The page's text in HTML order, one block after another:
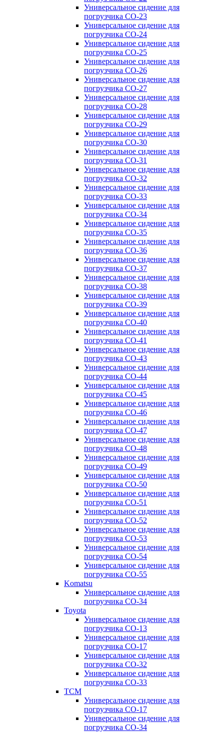
Универсальное сидение для
погрузчика CO-23
Универсальное сидение для
погрузчика CO-24
Универсальное сидение для
погрузчика CO-25
Универсальное сидение для
погрузчика CO-26
Универсальное сидение для
погрузчика CO-27
Универсальное сидение для
погрузчика CO-28
Универсальное сидение для
погрузчика CO-29
Универсальное сидение для
погрузчика CO-30
Универсальное сидение для
погрузчика CO-31
Универсальное сидение для
погрузчика CO-32
Универсальное сидение для
погрузчика CO-33
Универсальное сидение для
погрузчика CO-34
Универсальное сидение для
погрузчика CO-35
Универсальное сидение для
погрузчика CO-36
Универсальное сидение для
погрузчика CO-37
Универсальное сидение для
погрузчика CO-38
Универсальное сидение для
погрузчика CO-39
Универсальное сидение для
погрузчика CO-40
Универсальное сидение для
погрузчика CO-41
Универсальное сидение для
погрузчика CO-43
Универсальное сидение для
погрузчика CO-44
Универсальное сидение для
погрузчика CO-45
Универсальное сидение для
погрузчика CO-46
Универсальное сидение для
погрузчика CO-47
Универсальное сидение для
погрузчика CO-48
Универсальное сидение для
погрузчика CO-49
Универсальное сидение для
погрузчика CO-50
Универсальное сидение для
погрузчика CO-51
Универсальное сидение для
погрузчика CO-52
Универсальное сидение для
погрузчика CO-53
Универсальное сидение для
погрузчика CO-54
Универсальное сидение для
погрузчика CO-55
Komatsu
Универсальное сидение для
погрузчика CO-34
Toyota
Универсальное сидение для
погрузчика CO-13
Универсальное сидение для
погрузчика CO-17
Универсальное сидение для
погрузчика CO-32
Универсальное сидение для
погрузчика CO-33
TCM
Универсальное сидение для
погрузчика CO-17
Универсальное сидение для
погрузчика CO-34